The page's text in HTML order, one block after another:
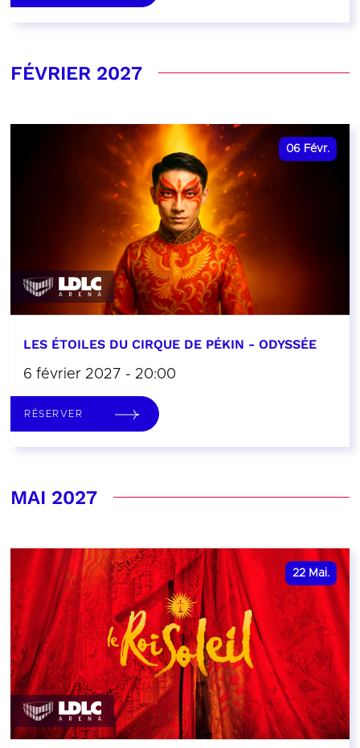
FÉVRIER 2027
06 Févr.
LES ÉTOILES DU CIRQUE DE PÉKIN - ODYSSÉE
6 février 2027 - 20:00
RÉSERVER
MAI 2027
22 Mai.